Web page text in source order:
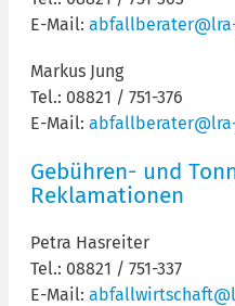
E-Mail:
Markus Jung
Tel.: 08821 / 751-376
E-Mail:
Gebühren- und
Reklamationen
Petra Hasreiter
Tel.: 08821 / 751-337
E-Mail: